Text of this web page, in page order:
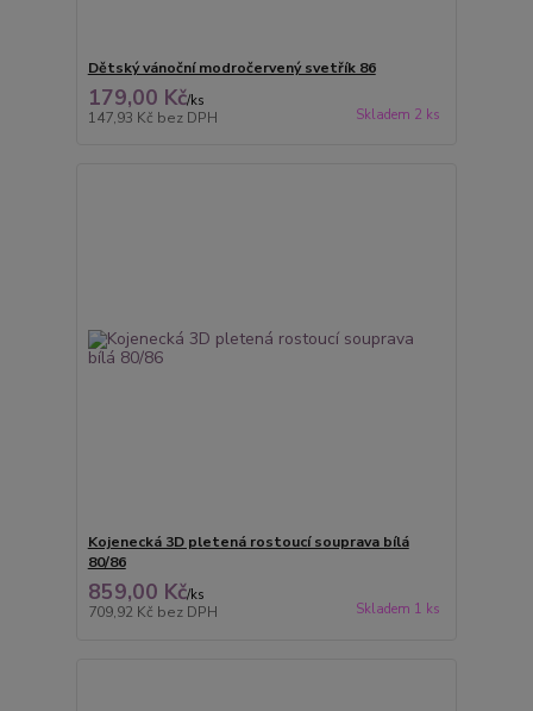
Dětský vánoční modročervený svetřík 86
179,00 Kč/ks
147,93 Kč bez DPH Skladem 2 ks
Kojenecká 3D pletená rostoucí souprava bílá
80/86
859,00 Kč/ks
709,92 Kč bez DPH Skladem 1 ks